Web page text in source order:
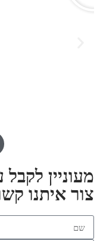
מעוניין
צור איתנו